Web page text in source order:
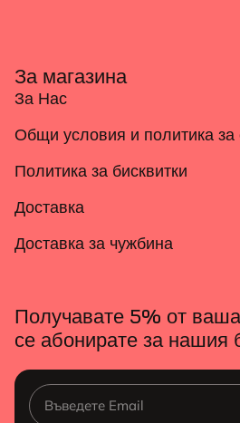
За магазина
За Нас
Общи условия и политика за
Политика за бисквитки
Доставка
Доставка за чужбина
Получавате 5% от
се абонирате за нашия